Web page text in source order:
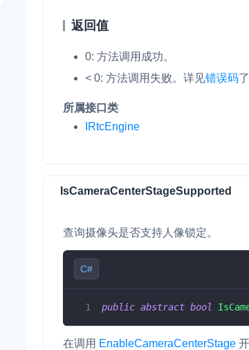
返回值
0: 方法调用成功。
< 0: 方法调用失败。详见错误码
所属接口类
IRtcEngine
IsCameraCenterStageSupported
查询摄像头是否支持人像锁定。
C#
public abstract bool
在调用 EnableCameraCenterStage